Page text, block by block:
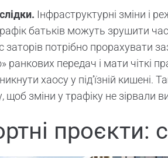
Інфраструктурні зміни і
батьків можуть зрушити
заторів потрібно прорахувати
ранкових передач і мати чіткі
хаосу у під’їзній кишені.
щоб зміни у трафіку не зірвали
проєкти: